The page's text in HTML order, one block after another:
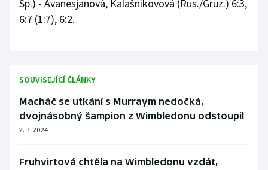
Šp.) - Avanesjanová, Kalašnikovová (Rus./Gruz.) 6:3,
6:7 (1:7), 6:2.
SOUVISEJÍCÍ ČLÁNKY
Macháč se utkání s Murraym nedočká,
dvojnásobný šampion z Wimbledonu odstoupil
2. 7. 2024
Fruhvirtová chtěla na Wimbledonu vzdát,